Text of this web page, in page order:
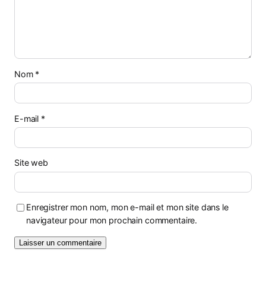
Nom *
E-mail *
Site web
Enregistrer mon nom, mon e-mail et mon site dans le
navigateur pour mon prochain commentaire.